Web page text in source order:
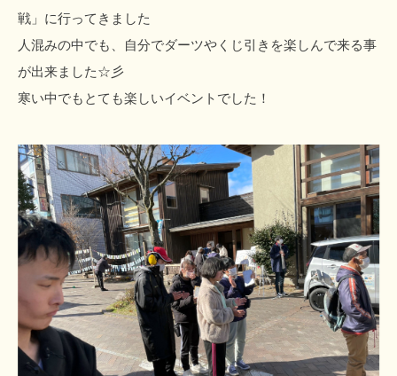
戦」に行ってきました
人混みの中でも、自分でダーツやくじ引きを楽しんで来る事
が出来ました☆彡
寒い中でもとても楽しいイベントでした！